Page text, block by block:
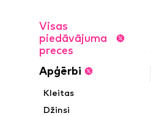
Visas
piedāvājuma
preces
Apģērbi
Kleitas
Džinsi